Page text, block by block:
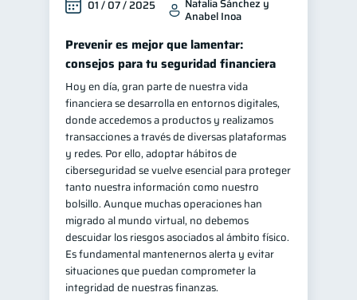
01 / 07 / 2025 Natalia Sánchez y
Anabel Inoa
Prevenir es mejor que lamentar:
consejos para tu seguridad financiera
Hoy en día, gran parte de nuestra vida
financiera se desarrolla en entornos digitales,
donde accedemos a productos y realizamos
transacciones a través de diversas plataformas
y redes. Por ello, adoptar hábitos de
ciberseguridad se vuelve esencial para proteger
tanto nuestra información como nuestro
bolsillo. Aunque muchas operaciones han
migrado al mundo virtual, no debemos
descuidar los riesgos asociados al ámbito físico.
Es fundamental mantenernos alerta y evitar
situaciones que puedan comprometer la
integridad de nuestras finanzas.